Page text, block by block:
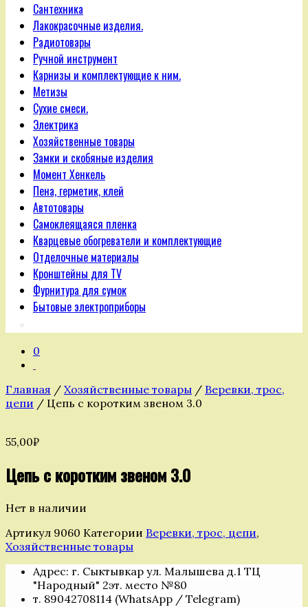
Сантехника
Лакокрасочные изделия.
Радиотовары
Ручной инструмент
Карнизы и комплектующие к ним.
Метизы
Сухие смеси.
Электрика
Хозяйственные товары
Замки и скобяные изделия
Момент Хенкель
Пена, герметик, клей
Автотовары
Самоклеящаяся пленка
Кварцевые обогреватели и комплектующие
Отделочные материалы
Кронштейны для TV
Фурнитура для сумок
Бытовые электроприборы
0
Главная / Хозяйственные товары / Веревки, трос,
цепи / Цепь с коротким звеном 3.0
55,00₽
Цепь с коротким звеном 3.0
Нет в наличии
Артикул 9060 Категории Веревки, трос, цепи,
Хозяйственные товары
Адрес: г. Сыктывкар ул. Малышева д.1 ТЦ
"Народный" 2эт. место №80
т. 89042708114 (WhatsApp / Telegram)